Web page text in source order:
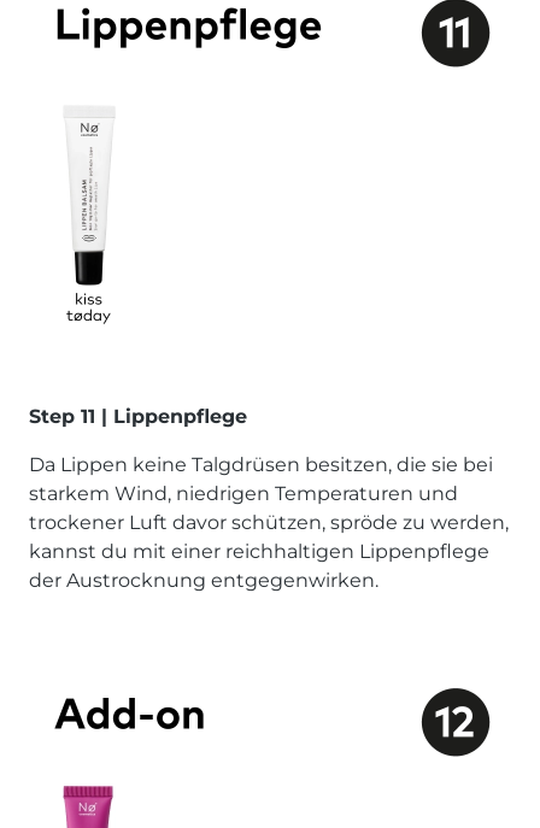
Step 11 | Lippenpflege
Da Lippen keine Talgdrüsen besitzen, die sie bei
starkem Wind, niedrigen Temperaturen und
trockener Luft davor schützen, spröde zu werden,
kannst du mit einer reichhaltigen Lippenpflege
der Austrocknung entgegenwirken.